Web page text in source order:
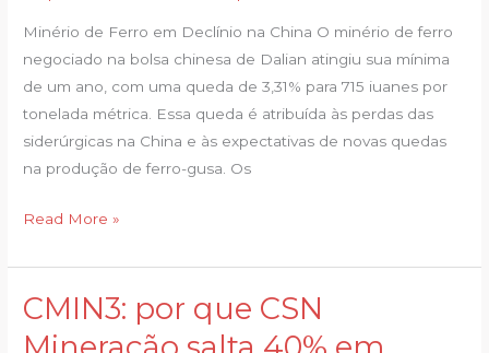
Minério de Ferro em Declínio na China O minério de ferro
negociado na bolsa chinesa de Dalian atingiu sua mínima
de um ano, com uma queda de 3,31% para 715 iuanes por
tonelada métrica. Essa queda é atribuída às perdas das
siderúrgicas na China e às expectativas de novas quedas
na produção de ferro-gusa. Os
de
ano
China
das
Read More »
CMIN3: por que CSN
CMIN3: